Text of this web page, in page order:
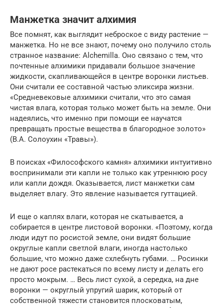
Манжетка значит алхимия
Все помнят, как выглядит неброское с виду растение —
манжетка. Но не все знают, почему оно получило столь
странное название: Alchemilla. Оно связано с тем, что
почтенные алхимики придавали большое значение
жидкости, скапливающейся в центре воронки листьев.
Они считали ее составной частью эликсира жизни.
«Средневековые алхимики считали, что это самая
чистая влага, которая только может быть на земле. Они
надеялись, что именно при помощи ее научатся
превращать простые вещества в благородное золото»
(В.А. Солоухин «Травы»).
В поисках «Философского камня» алхимики интуитивно
воспринимали эти капли не только как утреннюю росу
или капли дождя. Оказывается, лист манжетки сам
выделяет влагу. Это явление называется гуттацией.
И еще о каплях влаги, которая не скатывается, а
собирается в центре листовой воронки. «Поэтому, когда
люди идут по росистой земле, они видят большие
округлые капли светлой влаги, иногда настолько
большие, что можно даже схлебнуть губами. … Росинки
не дают росе растекаться по всему листу и делать его
просто мокрым. … Весь лист сухой, а середка, на дне
воронки — округлый упругий шарик, который от
собственной тяжести становится плосковатым,